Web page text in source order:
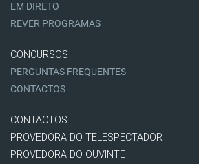
EM DIRETO
REVER PROGRAMAS
CONCURSOS
PERGUNTAS FREQUENTES
CONTACTOS
CONTACTOS
PROVEDORA DO TELESPECTADOR
PROVEDORA DO OUVINTE